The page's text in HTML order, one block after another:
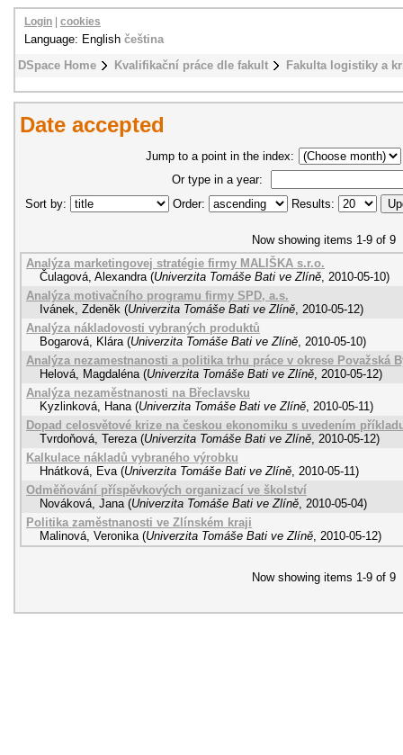
DSpace Home Kvalifikační práce dle fakult Fakulta logistiky a
Login cookies
Language: English čeština
Date accepted
Jump to a point in the index:
Or type in a year:
Sort by:
Order: Results:
Now showing items 1-9 of 9
Analýza marketingovej stratégie firmy MALIŠKA s.r.o.
Čulagová, Alexandra (Univerzita Tomáše Bati ve Zlíně, 2010-05-10)
Analýza motivačního programu firmy SPD, a.s.
Ivánek, Zdeněk (Univerzita Tomáše Bati ve Zlíně, 2010-05-12)
Analýza nákladovosti vybraných produktů
Bogarová, Klára (Univerzita Tomáše Bati ve Zlíně, 2010-05-10)
Analýza nezamestnanosti a politika trhu práce v okrese Považská
Helová, Magdaléna (Univerzita Tomáše Bati ve Zlíně, 2010-05-12)
Analýza nezaměstnanosti na Břeclavsku
Kyzlinková, Hana (Univerzita Tomáše Bati ve Zlíně, 2010-05-11)
Dopad celosvětové krize na českou ekonomiku s uvedením
Tvrdoňová, Tereza (Univerzita Tomáše Bati ve Zlíně, 2010-05-12)
Kalkulace nákladů vybraného výrobku
Hnátková, Eva (Univerzita Tomáše Bati ve Zlíně, 2010-05-11)
Odměňování příspěvkových organizací ve školství
Nováková, Jana (Univerzita Tomáše Bati ve Zlíně, 2010-05-04)
Politika zaměstnanosti ve Zlínském kraji
Malinová, Veronika (Univerzita Tomáše Bati ve Zlíně, 2010-05-12)
Now showing items 1-9 of 9